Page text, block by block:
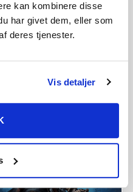
kan kombinere disse
har givet dem, eller som
deres tjenester.
Vis detaljer